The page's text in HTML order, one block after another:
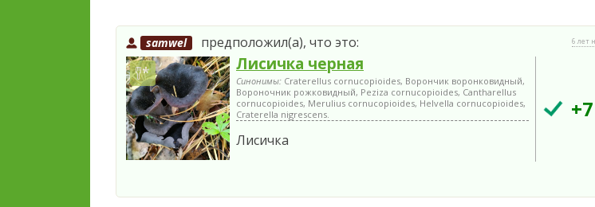
samwel предположил(а), что это: 6 лет
Лисичка черная
Синонимы: Craterellus cornucopioides, Ворончик воронковидный,
Вороночник рожковидный, Peziza cornucopioides, Cantharellus
cornucopioides, Merulius cornucopioides, Helvella cornucopioides,
Craterella nigrescens.
Лисичка
+7